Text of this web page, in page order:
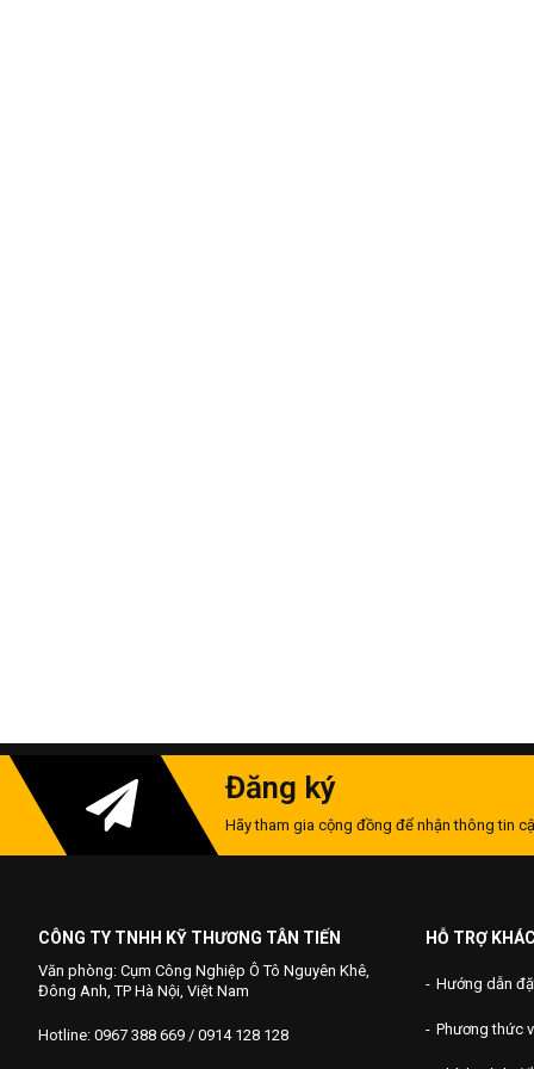
Đăng ký
Hãy tham gia cộng đồng để nhận thông tin
CÔNG TY TNHH KỸ THƯƠNG TÂN TIẾN
Văn phòng: Cụm Công Nghiệp Ô Tô Nguyên Khê,
Đông Anh, TP Hà Nội, Việt Nam
Hotline: 0967 388 669 / 0914 128 128
HỖ TRỢ
Hướng dẫn
Phương thức